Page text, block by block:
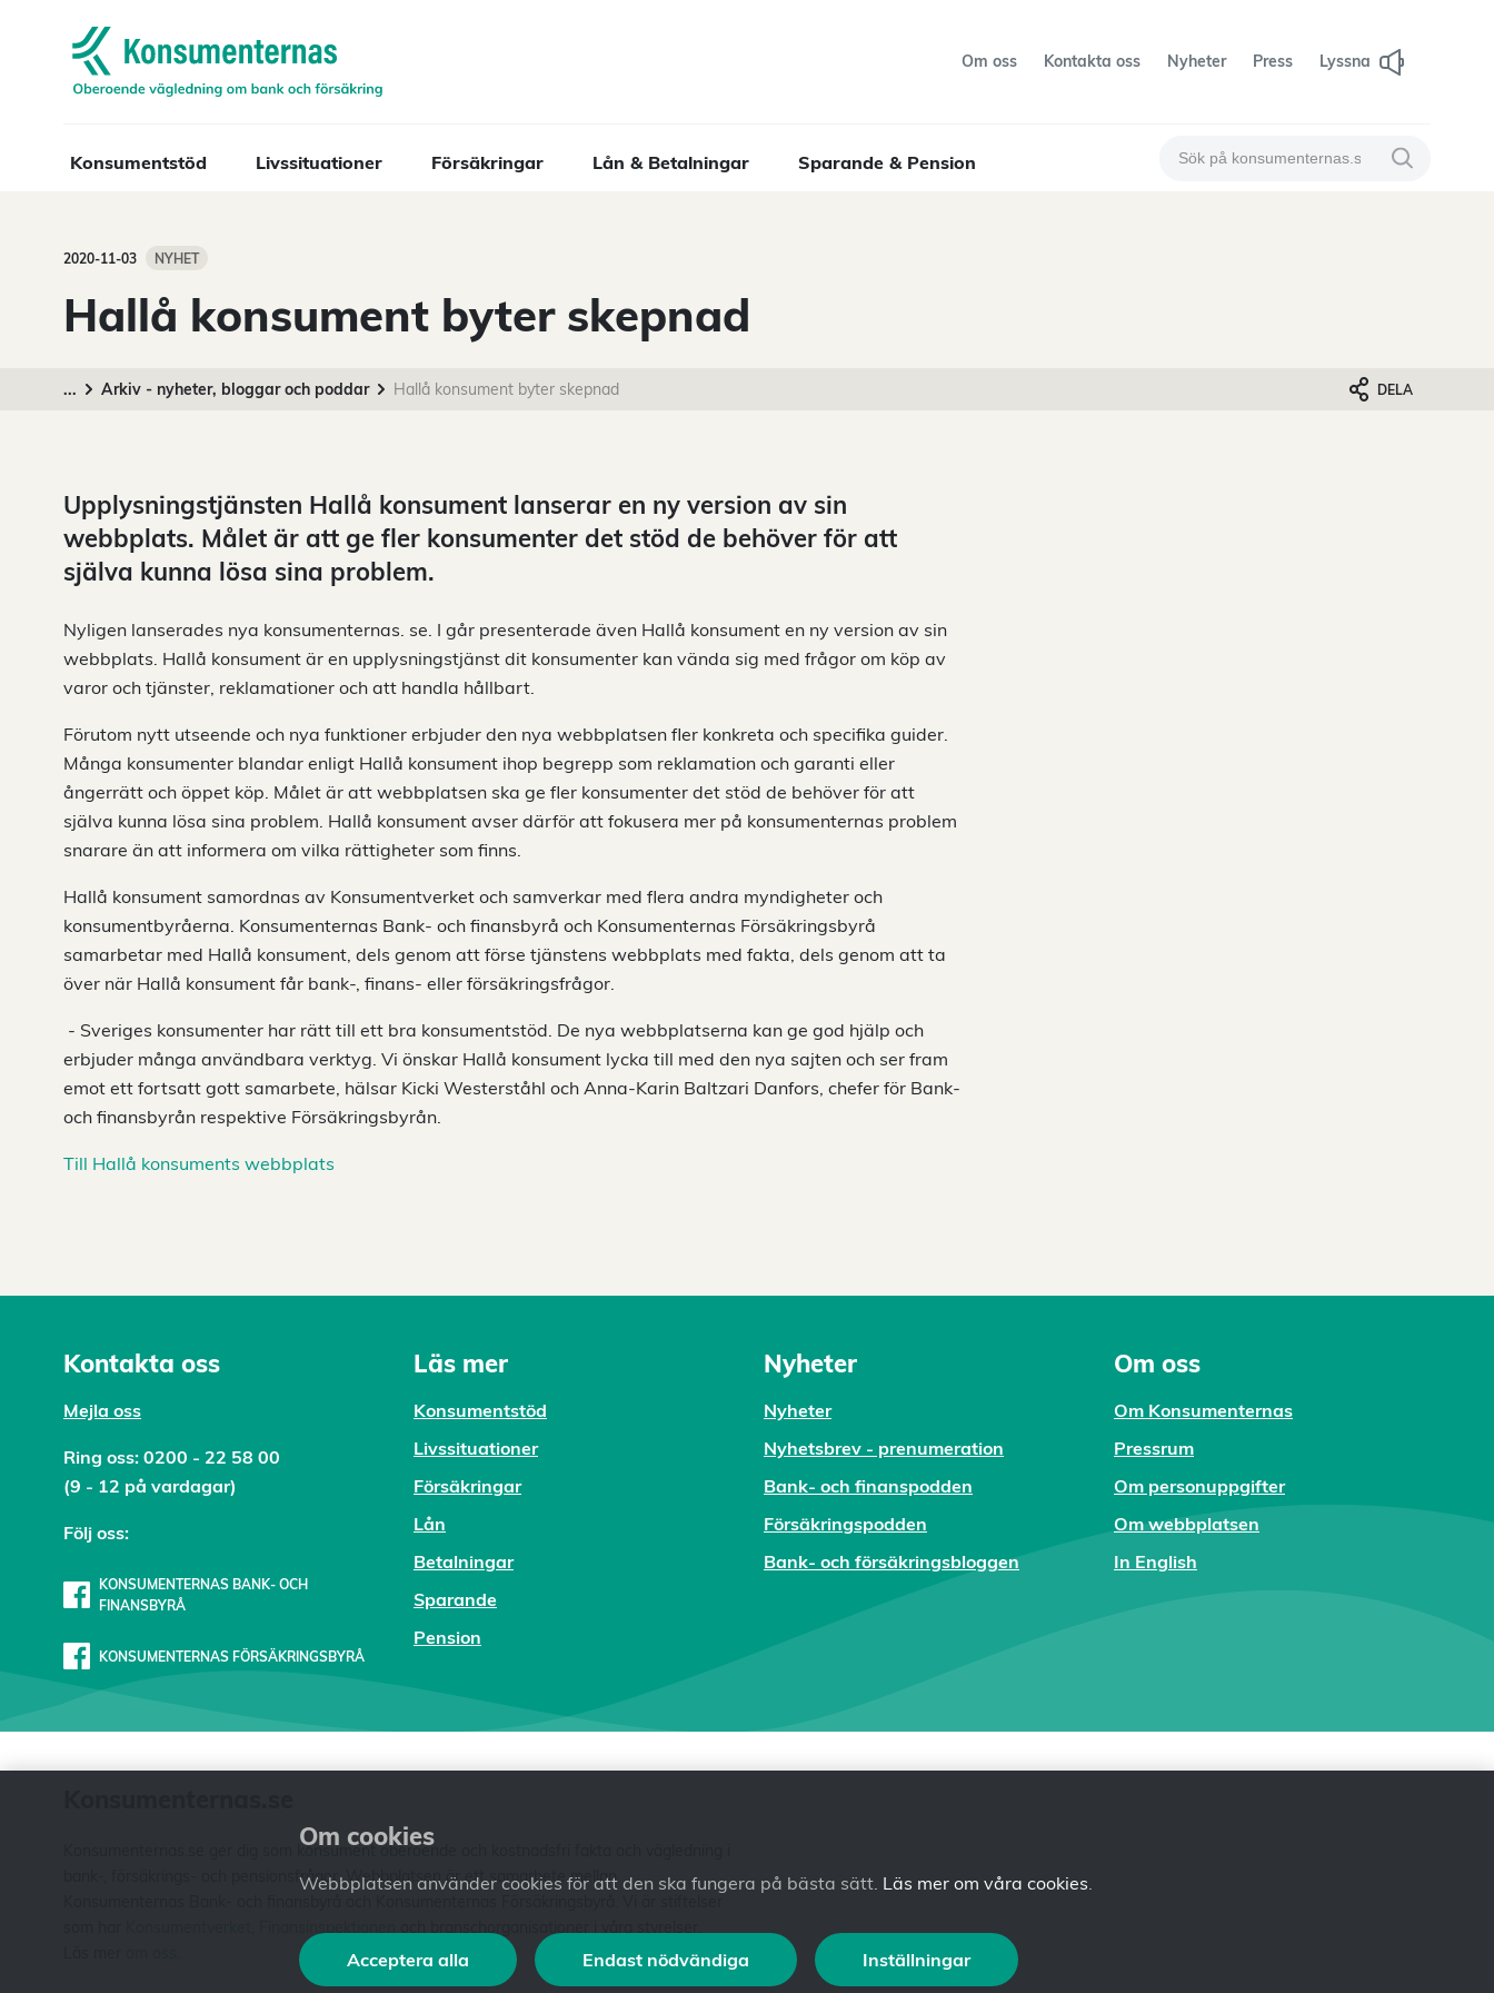
Navigera till startsidan
Om oss Kontakta oss Nyheter Press Lyssna
Konsumentstöd Livssituationer Försäkringar Lån & Betalningar Sparande & Pension
Sök på konsumenternas Sök på
2020-11-03 NYHET
Hallå konsument byter skepnad
... Arkiv - nyheter, bloggar och poddar Hallå konsument byter skepnad DELA
Upplysningstjänsten Hallå konsument lanserar en ny version av sin
webbplats. Målet är att ge fler konsumenter det stöd de behöver för att
själva kunna lösa sina problem.
Nyligen lanserades nya konsumenternas. se. I går presenterade även Hallå konsument en ny version av sin
webbplats. Hallå konsument är en upplysningstjänst dit konsumenter kan vända sig med frågor om köp av
varor och tjänster, reklamationer och att handla hållbart.
Förutom nytt utseende och nya funktioner erbjuder den nya webbplatsen fler konkreta och specifika guider.
Många konsumenter blandar enligt Hallå konsument ihop begrepp som reklamation och garanti eller
ångerrätt och öppet köp. Målet är att webbplatsen ska ge fler konsumenter det stöd de behöver för att
själva kunna lösa sina problem. Hallå konsument avser därför att fokusera mer på konsumenternas problem
snarare än att informera om vilka rättigheter som finns.
Hallå konsument samordnas av Konsumentverket och samverkar med flera andra myndigheter och
konsumentbyråerna. Konsumenternas Bank- och finansbyrå och Konsumenternas Försäkringsbyrå
samarbetar med Hallå konsument, dels genom att förse tjänstens webbplats med fakta, dels genom att ta
över när Hallå konsument får bank-, finans- eller försäkringsfrågor.
- Sveriges konsumenter har rätt till ett bra konsumentstöd. De nya webbplatserna kan ge god hjälp och
erbjuder många användbara verktyg. Vi önskar Hallå konsument lycka till med den nya sajten och ser fram
emot ett fortsatt gott samarbete, hälsar Kicki Westerståhl och Anna-Karin Baltzari Danfors, chefer för Bank-
och finansbyrån respektive Försäkringsbyrån.
Till Hallå konsuments webbplats
Kontakta oss
Mejla oss
Ring oss: 0200 - 22 58 00
(9 - 12 på vardagar)
Följ oss:
KONSUMENTERNAS BANK- OCH
FINANSBYRÅ
KONSUMENTERNAS FÖRSÄKRINGSBYRÅ
Läs mer
Konsumentstöd
Livssituationer
Försäkringar
Lån
Betalningar
Sparande
Pension
Nyheter
Nyheter
Nyhetsbrev - prenumeration
Bank- och finanspodden
Försäkringspodden
Bank- och försäkringsbloggen
Om oss
Om Konsumenternas
Pressrum
Om personuppgifter
Om webbplatsen
In English
Konsumenternas.se ger dig som konsument oberoende och kostnadsfri fakta och vägledning i
bank-, försäkrings- och pensionsfrågor. Webbplatsen är ett samarbete mellan
Om cookies
Webbplatsen använder cookies för att den ska fungera på bästa sätt. Läs mer om våra cookies.
Acceptera alla Endast nödvändiga Inställningar